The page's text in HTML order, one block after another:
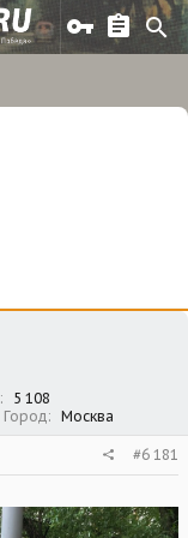
5 108
Город Москва
#6 181